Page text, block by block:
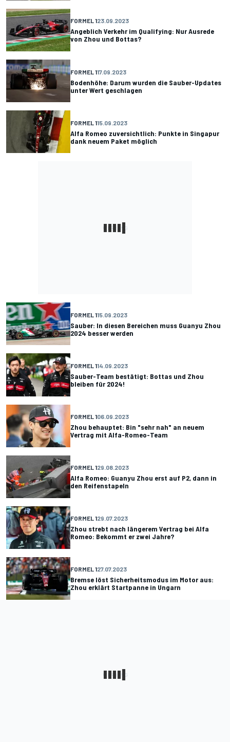
FORMEL 123.09.2023
Angeblich Verkehr im Qualifying: Nur Ausrede
von Zhou und Bottas?
FORMEL 117.09.2023
Bodenhöhe: Darum wurden die Sauber-Updates
unter Wert geschlagen
FORMEL 115.09.2023
Alfa Romeo zuversichtlich: Punkte in Singapur
dank neuem Paket möglich
FORMEL 115.09.2023
Sauber: In diesen Bereichen muss Guanyu Zhou
2024 besser werden
FORMEL 114.09.2023
Sauber-Team bestätigt: Bottas und Zhou
bleiben für 2024!
FORMEL 106.09.2023
Zhou behauptet: Bin "sehr nah" an neuem
Vertrag mit Alfa-Romeo-Team
FORMEL 129.08.2023
Alfa Romeo: Guanyu Zhou erst auf P2, dann in
den Reifenstapeln
FORMEL 129.07.2023
Zhou strebt nach längerem Vertrag bei Alfa
Romeo: Bekommt er zwei Jahre?
FORMEL 127.07.2023
Bremse löst Sicherheitsmodus im Motor aus:
Zhou erklärt Startpanne in Ungarn